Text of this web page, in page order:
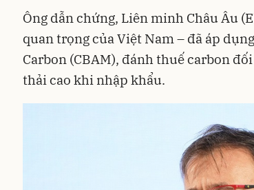
Ông dẫn chứng, Liên minh Châu Âu
quan trọng của Việt Nam – đã áp
Carbon (CBAM), đánh thuế carbon
thải cao khi nhập khẩu.